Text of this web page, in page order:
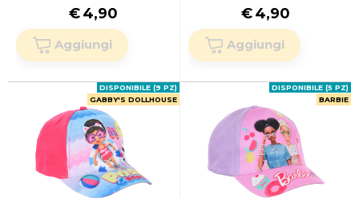
€4,90 €4,90
GABBY'S DOLLHOUSE
DISPONIBILE (9 PZ)
BARBIE
DISPONIBILE (5 PZ)